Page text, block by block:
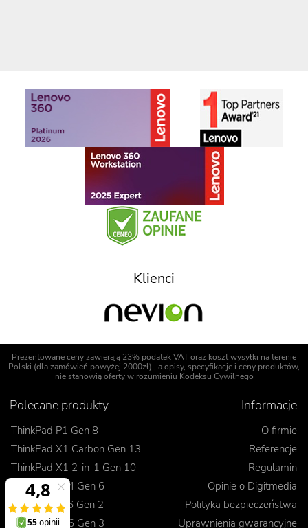
Klienci
Prezentowane ceny zawierają 23% podatek VAT oraz koszt wysyłki na terenie
Polski (dla zamówień powyżej 2000zł) , a opisy, specyfikacje i ceny produktów,
nie stanowią oferty w rozumieniu Kodeksu Cywilnego
Polecane produkty
ThinkPad P1 Gen 8
ThinkPad X1 Carbon Gen 13
ThinkPad X1 2-in-1 Gen 10
ThinkPad T14 Gen 6
ThinkPad L16 Gen 2
ThinkPad E16 Gen 3
Informacje
O firmie
Referencje
Regulamin
Opinie o Digitmedia
Polityka bezpieczeństwa
Uprawnienia gwarancyjne